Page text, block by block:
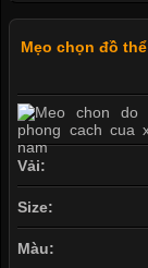
Mẹo chọn đồ
Vải:
Size:
Màu: